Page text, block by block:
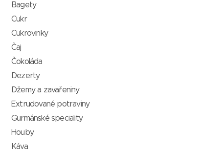
Bagety
Cukr
Cukrovinky
Čaj
Čokoláda
Dezerty
Džemy a zavařeniny
Extrudované potraviny
Gurmánské speciality
Houby
Káva